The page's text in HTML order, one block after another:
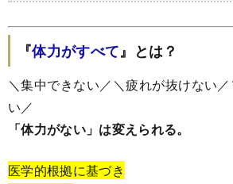
『体力がすべて』とは？
＼集中できない／＼疲れが抜けない
い／
「体力がない」は変えられる。
医学的根拠に基づき